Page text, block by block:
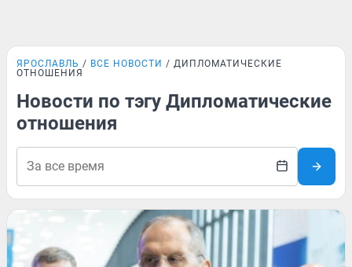
ЯРОСЛАВЛЬ ВСЕ НОВОСТИ
ДИПЛОМАТИЧЕСКИЕ
ОТНОШЕНИЯ
Новости по тэгу Дипломатические
отношения